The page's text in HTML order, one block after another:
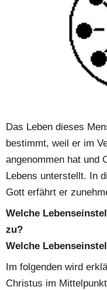
Das Leben dieses
bestimmt, weil er im
angenommen hat und
Lebens unterstellt. In
Gott erfährt er
Welche
zu?
Welche
Im folgenden wird
Christus im